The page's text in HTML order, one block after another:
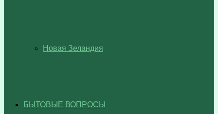
Новая Зеландия
БЫТОВЫЕ ВОПРОСЫ